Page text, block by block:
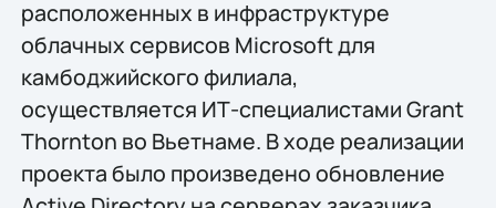
расположенных в инфраструктуре
облачных сервисов Microsoft для
камбоджийского филиала,
осуществляется ИТ-специалистами Grant
Thornton во Вьетнаме. В ходе реализации
проекта было произведено обновление